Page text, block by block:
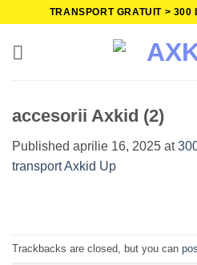
content
TRANSPORT GRATUIT > 300
accesorii Axkid (2)
Published aprilie 16, 2025 at
transport Axkid Up
Trackbacks are closed, but you can